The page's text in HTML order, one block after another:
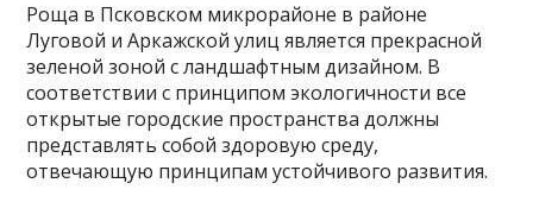
Роща в Псковском микрорайоне в районе
Луговой и Аркажской улиц является прекрасной
зеленой зоной с ландшафтным дизайном. В
соответствии с принципом экологичности все
открытые городские пространства должны
представлять собой здоровую среду,
отвечающую принципам устойчивого развития.